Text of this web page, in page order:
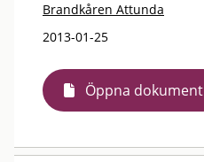
Brandkåren Attunda
2013-01-25
Öppna dokument